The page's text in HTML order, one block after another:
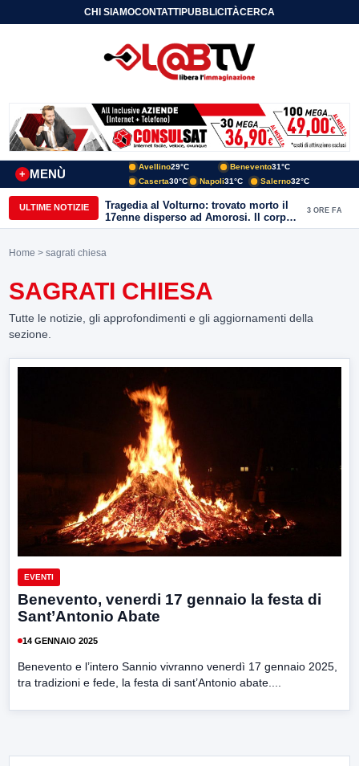
CHI SIAMOCONTATTIPUBBLICITÀCERCA
MENÙ
+
Avellino29°C Benevento31°C
Caserta30°C Napoli31°C Salerno32°C
ULTIME NOTIZIE
Tragedia al Volturno: trovato morto il
17enne disperso ad Amorosi. Il corpo
recuperato dai sommozzatori
3 ORE FA
Home > sagrati chiesa
SAGRATI CHIESA
Tutte le notizie, gli approfondimenti e gli aggiornamenti della
sezione.
EVENTI
Benevento, venerdi 17 gennaio la festa di
Sant’Antonio Abate
14 GENNAIO 2025
Benevento e l’intero Sannio vivranno venerdì 17 gennaio 2025,
tra tradizioni e fede, la festa di sant’Antonio abate....